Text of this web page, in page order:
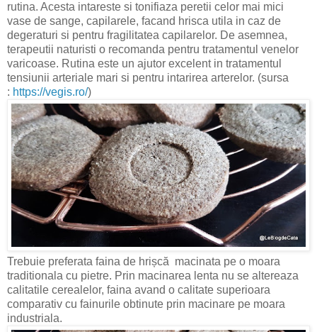
rutina. Acesta intareste si tonifiaza peretii celor mai mici
vase de sange, capilarele, facand hrisca utila in caz de
degeraturi si pentru fragilitatea capilarelor. De asemnea,
terapeutii naturisti o recomanda pentru tratamentul venelor
varicoase. Rutina este un ajutor excelent in tratamentul
tensiunii arteriale mari si pentru intarirea arterelor. (sursa
: https://vegis.ro/)
Trebuie preferata faina de hrișcă macinata pe o moara
traditionala cu pietre. Prin macinarea lenta nu se altereaza
calitatile cerealelor, faina avand o calitate superioara
comparativ cu fainurile obtinute prin macinare pe moara
industriala.